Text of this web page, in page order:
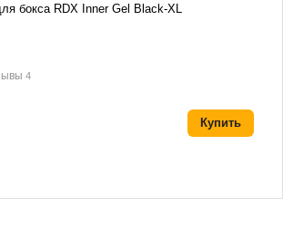
бокса RDX Inner Gel Black-XL
4
Купить